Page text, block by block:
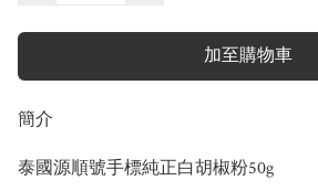
加至購物車
簡介
泰國源順號手標純正白胡椒粉50g